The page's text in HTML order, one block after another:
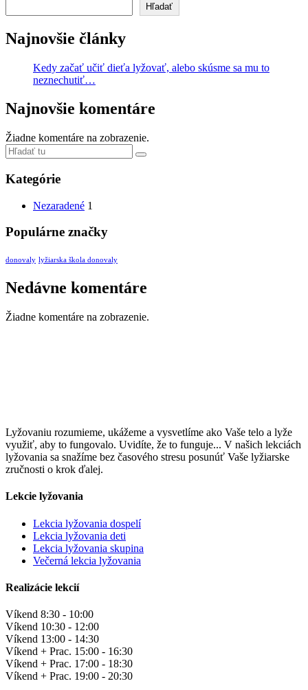
Hľadať
Najnovšie články
Kedy začať učiť dieťa lyžovať, alebo skúsme sa mu to
neznechutiť…
Najnovšie komentáre
Žiadne komentáre na zobrazenie.
Kategórie
Nezaradené 1
Populárne značky
donovaly lyžiarska škola donovaly
Nedávne komentáre
Žiadne komentáre na zobrazenie.
Lyžovaniu rozumieme, ukážeme a vysvetlíme ako Vaše telo a lyže
využiť, aby to fungovalo. Uvidíte, že to funguje... V našich lekciách
lyžovania sa snažíme bez časového stresu posunúť Vaše lyžiarske
zručnosti o krok ďalej.
Lekcie lyžovania
Lekcia lyžovania dospelí
Lekcia lyžovania deti
Lekcia lyžovania skupina
Večerná lekcia lyžovania
Realizácie lekcií
Víkend 8:30 - 10:00
Víkend 10:30 - 12:00
Víkend 13:00 - 14:30
Víkend + Prac. 15:00 - 16:30
Víkend + Prac. 17:00 - 18:30
Víkend + Prac. 19:00 - 20:30